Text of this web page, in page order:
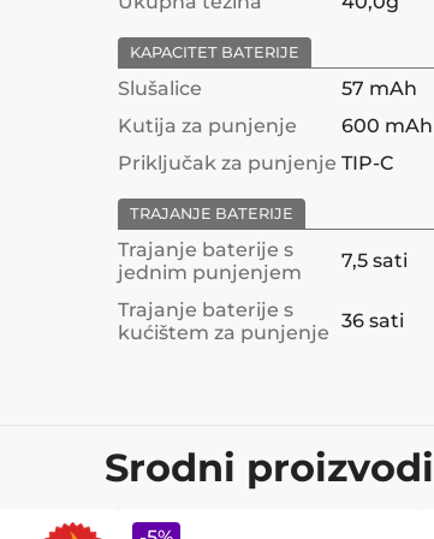
KAPACITET BATERIJE
Slušalice
57 mAh
Kutija za punjenje
600 mAh
Priključak za punjenje TIP-C
TRAJANJE BATERIJE
Trajanje baterije s
jednim punjenjem
7,5 sati
Trajanje baterije s
kućištem za punjenje 36 sati
Srodni proizvodi